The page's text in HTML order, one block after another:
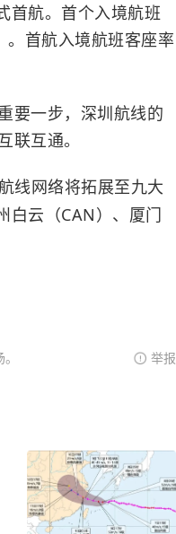
首航。首个入境航班
首航入境航班客座率
要一步，深圳航线的
互通。
线网络将拓展至九大
白云（CAN）、厦门
举报